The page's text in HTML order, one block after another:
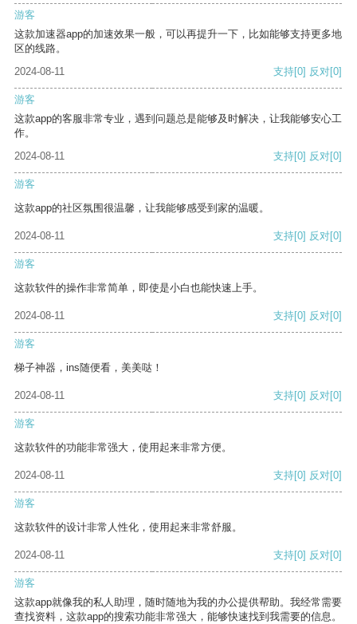
游客
这款加速器app的加速效果一般，可以再提升一下，比如能够支持更多地
区的线路。
2024-08-11
支持[0] 反对[0]
游客
这款app的客服非常专业，遇到问题总是能够及时解决，让我能够安心工
作。
2024-08-11
支持[0] 反对[0]
游客
这款app的社区氛围很温馨，让我能够感受到家的温暖。
2024-08-11 支持[0] 反对[0]
游客
这款软件的操作非常简单，即使是小白也能快速上手。
2024-08-11 支持[0] 反对[0]
游客
梯子神器，ins随便看，美美哒！
2024-08-11 支持[0] 反对[0]
游客
这款软件的功能非常强大，使用起来非常方便。
2024-08-11 支持[0] 反对[0]
游客
这款软件的设计非常人性化，使用起来非常舒服。
2024-08-11 支持[0] 反对[0]
游客
这款app就像我的私人助理，随时随地为我的办公提供帮助。我经常需要
查找资料，这款app的搜索功能非常强大，能够快速找到我需要的信息。